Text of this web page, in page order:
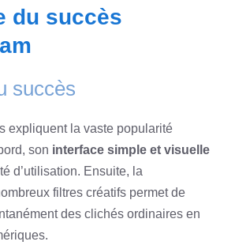
du succès
succès
expliquent la vaste popularité
son interface simple et visuelle
d’utilisation. Ensuite, la
filtres créatifs permet de
des clichés ordinaires en